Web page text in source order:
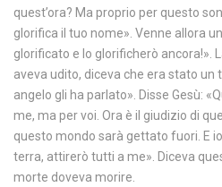
quest’ora? Ma proprio per questo
glorifica il tuo nome». Venne allora
glorificato e lo glorificherò ancora!».
aveva udito, diceva che era stato un
angelo gli ha parlato». Disse Gesù:
me, ma per voi. Ora è il giudizio di
questo mondo sarà gettato fuori. E
terra, attirerò tutti a me». Diceva
morte doveva morire.